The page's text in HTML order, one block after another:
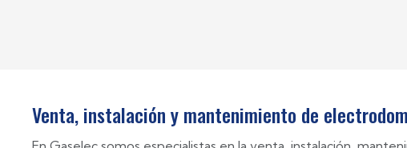
Venta, instalación y mantenimiento de